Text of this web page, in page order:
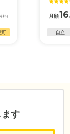
料)
可
月額
自立
す